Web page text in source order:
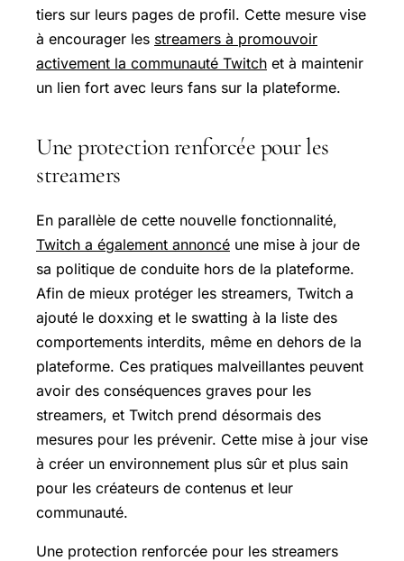
tiers sur leurs pages de profil. Cette mesure vise
à encourager les streamers à promouvoir
activement la communauté Twitch et à maintenir
un lien fort avec leurs fans sur la plateforme.
Une protection renforcée pour les
streamers
En parallèle de cette nouvelle fonctionnalité,
Twitch a également annoncé une mise à jour de
sa politique de conduite hors de la plateforme.
Afin de mieux protéger les streamers, Twitch a
ajouté le doxxing et le swatting à la liste des
comportements interdits, même en dehors de la
plateforme. Ces pratiques malveillantes peuvent
avoir des conséquences graves pour les
streamers, et Twitch prend désormais des
mesures pour les prévenir. Cette mise à jour vise
à créer un environnement plus sûr et plus sain
pour les créateurs de contenus et leur
communauté.
Une protection renforcée pour les streamers